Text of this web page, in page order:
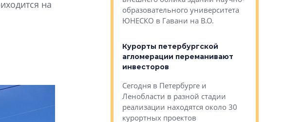
на
образовательного университета
ЮНЕСКО в Гавани на В.О.
Курорты петербургской
агломерации переманивают
инвесторов
Сегодня в Петербурге и
Ленобласти в разной стадии
реализации находятся около 30
курортных проектов